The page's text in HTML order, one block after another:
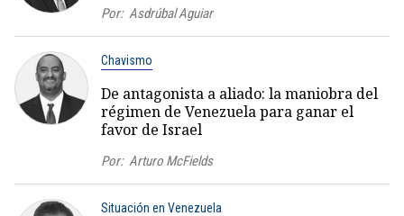
Por: Asdrúbal Aguiar
Chavismo
De antagonista a aliado: la maniobra del
régimen de Venezuela para ganar el
favor de Israel
Por: Arturo McFields
Situación en Venezuela